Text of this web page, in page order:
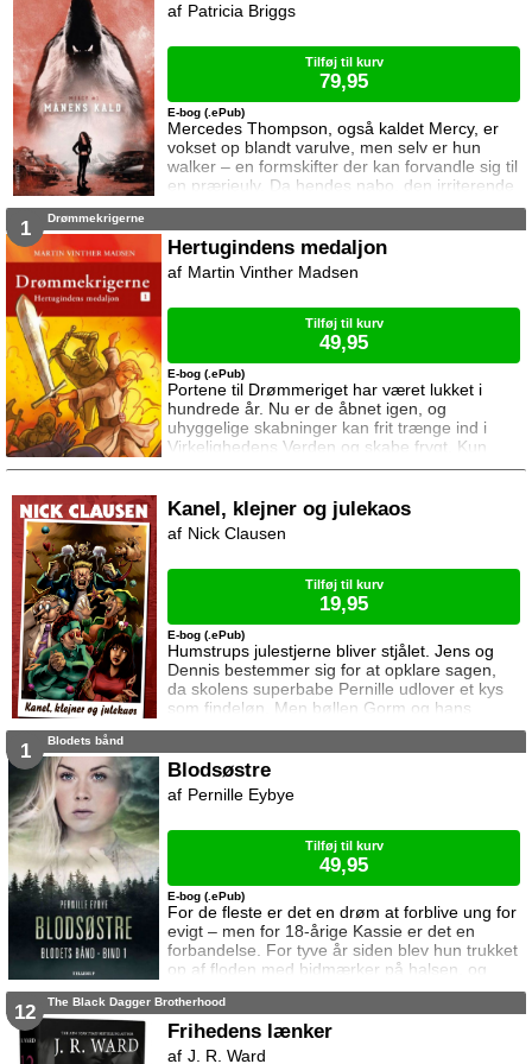
bliver taget til fange af vampyrdræberne, ved
Mercedes Thompson, også kaldet Mercy, er
vokset op blandt varulve, men selv er hun
walker – en formskifter der kan forvandle sig til
en prærieulv. Da hendes nabo, den irriterende
tiltrækkende Alfa i den lokale varulveflok,
trække på alle sine bekendtskaber for at
hjælpe ham. Derfor er hun nødt til at opsøge
den varulveflok som bortviste hende som 16-
E-bog (.ePub)
Patricia Briggs
Tilføj til kurv
79,95
1 Drømmekrigerne
Hertugindens medaljon
Portene til Drømmeriget har været lukket i
hundrede år. Nu er de åbnet igen, og
uhyggelige skabninger kan frit trænge ind i
Virkelighedens Verden og skabe frygt. Kun
hvis den onde hertugindes medaljon bringes
Verden, kan portene til Drømmeriget lukkes.
Tre drømmekrigere tager på jagt efter den
kraftfulde medaljon, men mange farer lurer
E-bog (.ePub)
Martin Vinther Madsen
Tilføj til kurv
49,95
Kanel, klejner og julekaos
Humstrups julestjerne bliver stjålet. Jens og
Dennis bestemmer sig for at opklare sagen,
da skolens superbabe Pernille udlover et kys
som findeløn. Men bøllen Gorm og hans
kumpaner gør ikke livet nemt for de to venner.
har hugget mere end blot en stjerne. Det lader
til at selve Humstrups jul står på spil ...
E-bog (.ePub)
Nick Clausen
Tilføj til kurv
19,95
1 Blodets bånd
Blodsøstre
For de fleste er det en drøm at forblive ung for
evigt – men for 18-årige Kassie er det en
forbandelse. For tyve år siden blev hun trukket
op af floden med bidmærker på halsen, og
siden da har den smukke vampyr søgt
sandheden om sit tidligere liv. Da Kassie
møder Leo, kommer hun et skridt nærmere sin
E-bog (.ePub)
Pernille Eybye
Tilføj til kurv
49,95
12 The Black Dagger Brotherhood
Frihedens lænker
J. R. Ward